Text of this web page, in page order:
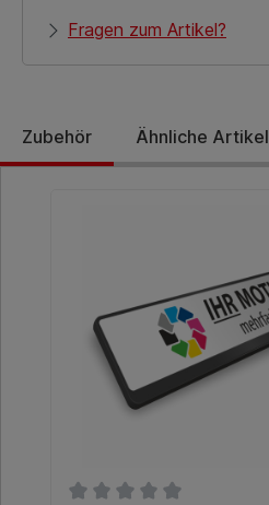
Fragen zum Artikel?
Zubehör Ähnliche Artikel